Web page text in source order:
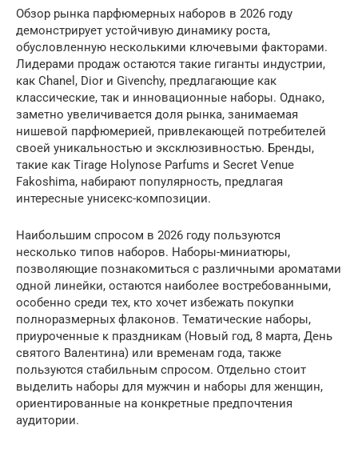
Обзор рынка парфюмерных наборов в 2026 году
демонстрирует устойчивую динамику роста,
обусловленную несколькими ключевыми факторами.
Лидерами продаж остаются такие гиганты индустрии,
как Chanel, Dior и Givenchy, предлагающие как
классические, так и инновационные наборы. Однако,
заметно увеличивается доля рынка, занимаемая
нишевой парфюмерией, привлекающей потребителей
своей уникальностью и эксклюзивностью. Бренды,
такие как Tirage Holynose Parfums и Secret Venue
Fakoshima, набирают популярность, предлагая
интересные унисекс-композиции.
Наибольшим спросом в 2026 году пользуются
несколько типов наборов. Наборы-миниатюры,
позволяющие познакомиться с различными ароматами
одной линейки, остаются наиболее востребованными,
особенно среди тех, кто хочет избежать покупки
полноразмерных флаконов. Тематические наборы,
приуроченные к праздникам (Новый год, 8 марта, День
святого Валентина) или временам года, также
пользуются стабильным спросом. Отдельно стоит
выделить наборы для мужчин и наборы для женщин,
ориентированные на конкретные предпочтения
аудитории.